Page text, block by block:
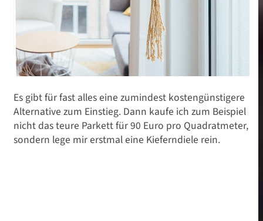
Es gibt für fast alles eine zumindest kostengünstigere
Alternative zum Einstieg. Dann kaufe ich zum Beispiel
nicht das teure Parkett für 90 Euro pro Quadratmeter,
sondern lege mir erstmal eine Kieferndiele rein.